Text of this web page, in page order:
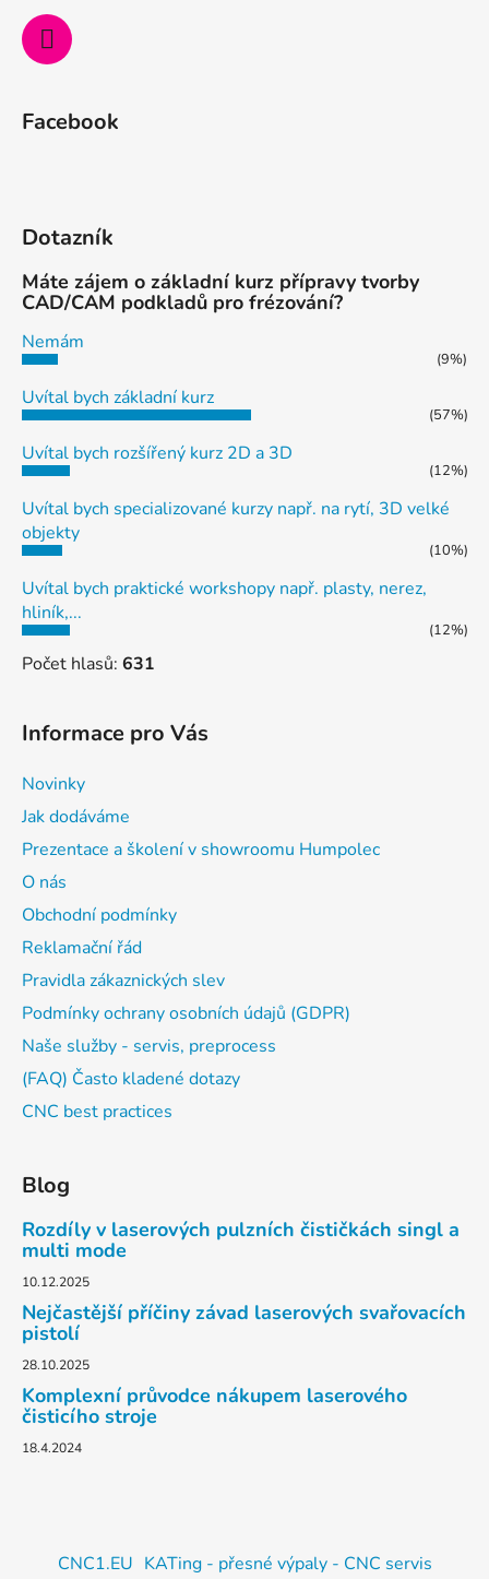
Facebook
Dotazník
Máte zájem o základní kurz přípravy tvorby
CAD/CAM podkladů pro frézování?
Nemám
(9%)
Uvítal bych základní kurz
(57%)
Uvítal bych rozšířený kurz 2D a 3D
(12%)
Uvítal bych specializované kurzy např. na rytí, 3D velké
objekty
(10%)
Uvítal bych praktické workshopy např. plasty, nerez,
hliník,...
(12%)
Počet hlasů: 631
Informace pro Vás
Novinky
Jak dodáváme
Prezentace a školení v showroomu Humpolec
O nás
Obchodní podmínky
Reklamační řád
Pravidla zákaznických slev
Podmínky ochrany osobních údajů (GDPR)
Naše služby - servis, preprocess
(FAQ) Často kladené dotazy
CNC best practices
Blog
Rozdíly v laserových pulzních čističkách singl a
multi mode
10.12.2025
Nejčastější příčiny závad laserových svařovacích
pistolí
28.10.2025
Komplexní průvodce nákupem laserového
čisticího stroje
18.4.2024
CNC1.EU KATing - přesné výpaly - CNC servis